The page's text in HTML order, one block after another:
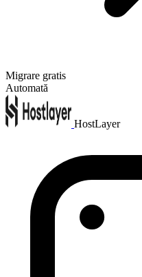
Migrare gratis
Automată
HostLayer